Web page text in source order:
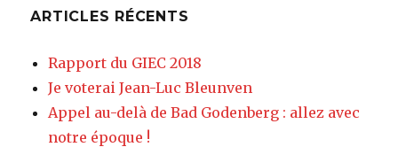
ARTICLES RÉCENTS
Rapport du GIEC 2018
Je voterai Jean-Luc Bleunven
Appel au-delà de Bad Godenberg : allez avec
notre époque !